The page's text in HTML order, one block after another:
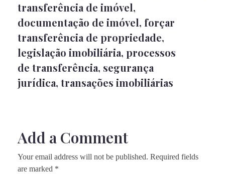
transferência de imóvel,
documentação de imóvel, forçar
transferência de propriedade,
legislação imobiliária, processos
de transferência, segurança
jurídica, transações imobiliárias
Add a Comment
Your email address will not be published. Required fields
are marked *